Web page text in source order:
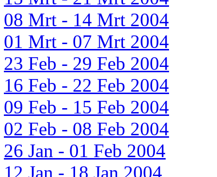
08 Mrt - 14 Mrt 2004
01 Mrt - 07 Mrt 2004
23 Feb - 29 Feb 2004
16 Feb - 22 Feb 2004
09 Feb - 15 Feb 2004
02 Feb - 08 Feb 2004
26 Jan - 01 Feb 2004
12 Jan - 18 Jan 2004